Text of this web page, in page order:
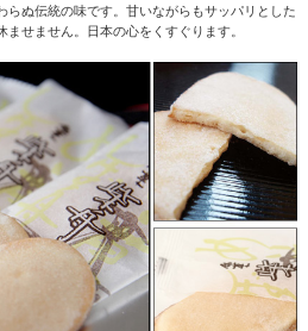
らぬ伝統の味です。甘いながらもサッパリとした
せません。日本の心をくすぐります。